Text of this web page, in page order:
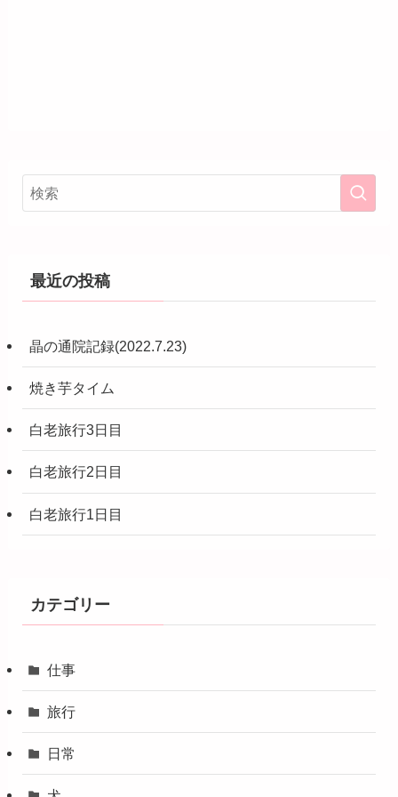
最近の投稿
晶の通院記録(2022.7.23)
焼き芋タイム
白老旅行3日目
白老旅行2日目
白老旅行1日目
カテゴリー
仕事
旅行
日常